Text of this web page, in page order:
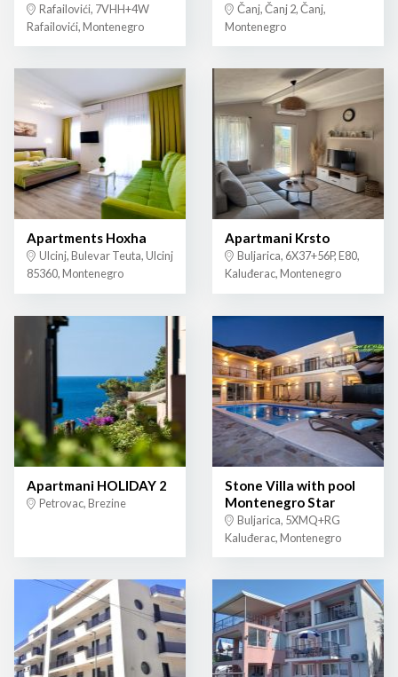
Rafailovići, 7VHH+4W
Rafailovići, Montenegro
Čanj, Čanj 2, Čanj,
Montenegro
Apartments Hoxha
Ulcinj, Bulevar Teuta, Ulcinj
85360, Montenegro
Apartmani Krsto
Buljarica, 6X37+56P, E80,
Kaluđerac, Montenegro
Apartmani HOLIDAY 2
Petrovac, Brezine
Stone Villa with pool
Montenegro Star
Buljarica, 5XMQ+RG
Kaluđerac, Montenegro